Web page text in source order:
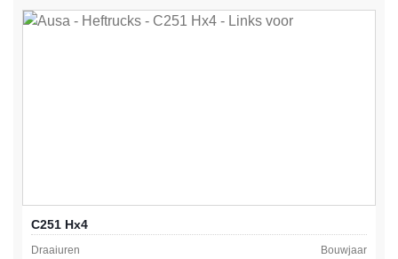
C251 Hx4
Draaiuren
Bouwjaar